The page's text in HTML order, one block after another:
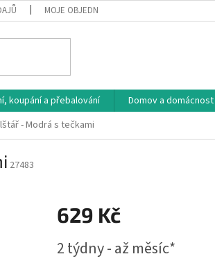
MOJE OBJEDNÁVKA
koupání a přebalování Domov a domácnost
- Modrá s tečkami
27483
629 Kč
cena:
2 týdny - až měsíc*